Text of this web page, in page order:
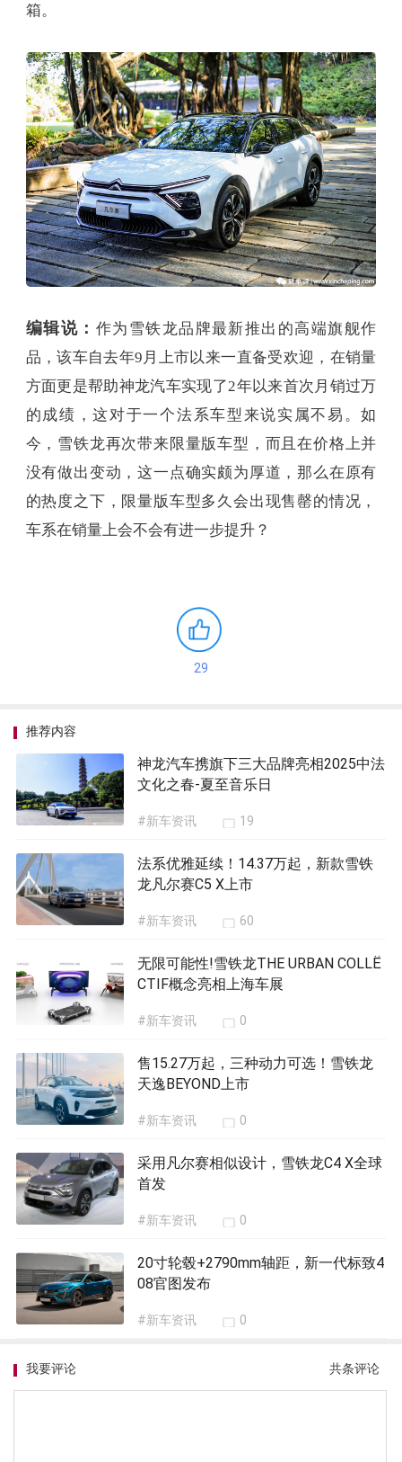
箱。
编辑说： 作为雪铁龙品牌最新推出的高端旗舰作
品，该车自去年9月上市以来一直备受欢迎，在销量
方面更是帮助神龙汽车实现了2年以来首次月销过万
的成绩，这对于一个法系车型来说实属不易。如
今，雪铁龙再次带来限量版车型，而且在价格上并
没有做出变动，这一点确实颇为厚道，那么在原有
的热度之下，限量版车型多久会出现售罄的情况，
车系在销量上会不会有进一步提升？
29
推荐内容
神龙汽车携旗下三大品牌亮相2025中法
文化之春-夏至音乐日
#新车资讯 19
法系优雅延续！14.37万起，新款雪铁
龙凡尔赛C5 X上市
#新车资讯 60
无限可能性!雪铁龙THE URBAN COLLË
CTIF概念亮相上海车展
#新车资讯 0
售15.27万起，三种动力可选！雪铁龙
天逸BEYOND上市
#新车资讯 0
采用凡尔赛相似设计，雪铁龙C4 X全球
首发
#新车资讯 0
20寸轮毂+2790mm轴距，新一代标致4
08官图发布
#新车资讯 0
共条评论
我要评论